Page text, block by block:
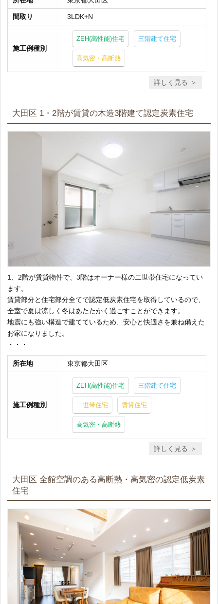
間取り 3LDK+N
施工例種別
ZEH(高性能)住宅 三階建て住宅
高気密・高断熱
詳しく見る
大田区 1・2階が賃貸の木造3階建て認定炭素住宅
1、2階が賃貸物件で、3階はオーナー様の二世帯住宅になってい
ます。
賃貸部分と住宅部分全てで認定低炭素住宅を取得しているので、
全室で夏は涼しく冬はあたたかく過ごすことができます。
地震にも強い構造で建てているため、安心と快適さを兼ね備えた
お家になりました。
・・・
所在地 東京都大田区
施工例種別
ZEH(高性能)住宅 三階建て住宅
二世帯住宅 賃貸住宅
高気密・高断熱
詳しく見る
大田区 全館空調のある高断熱・高気密の認定低炭素
住宅